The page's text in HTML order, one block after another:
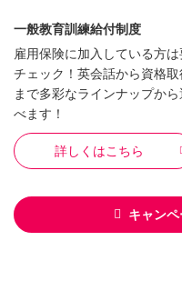
一般教育訓練給付制度
雇用保険に加入している方は
チェック！英会話から資格取
まで多彩なラインナップから
べます！
詳しくはこちら
キャン